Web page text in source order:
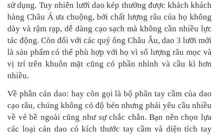
sử dụng. Tuy nhiên lưỡi dao kép thường được khách khách
hàng Châu Á ưa chuộng, bởi chất lượng râu của họ không
dày và rậm rạp, dễ dàng cạo sạch mà không cần nhiều lực
tác động. Còn đối với các quý ông Châu Âu, dao 3 lưỡi mới
là sản phẩm có thể phù hợp với họ vì số lượng râu mọc và
vị trí trên khuôn mặt cũng có phần nhỉnh và cầu kì hơn
nhiều.
Về phần cán dao: hay còn gọi là bộ phân tay cầm của dao
cạo râu, chúng không có độ bén nhưng phải yêu cầu nhiều
về vẻ bề ngoài cũng như sự chắc chắn. Bạn nên chọn lựa
các loại cán dao có kích thước tay cầm và diện tích tay